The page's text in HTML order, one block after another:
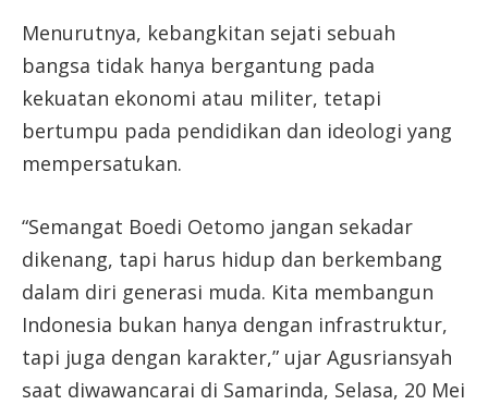
Menurutnya, kebangkitan sejati sebuah
bangsa tidak hanya bergantung pada
kekuatan ekonomi atau militer, tetapi
bertumpu pada pendidikan dan ideologi yang
mempersatukan.
“Semangat Boedi Oetomo jangan sekadar
dikenang, tapi harus hidup dan berkembang
dalam diri generasi muda. Kita membangun
Indonesia bukan hanya dengan infrastruktur,
tapi juga dengan karakter,” ujar Agusriansyah
saat diwawancarai di Samarinda, Selasa, 20 Mei